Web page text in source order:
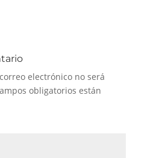
electrónico no será
obligatorios están